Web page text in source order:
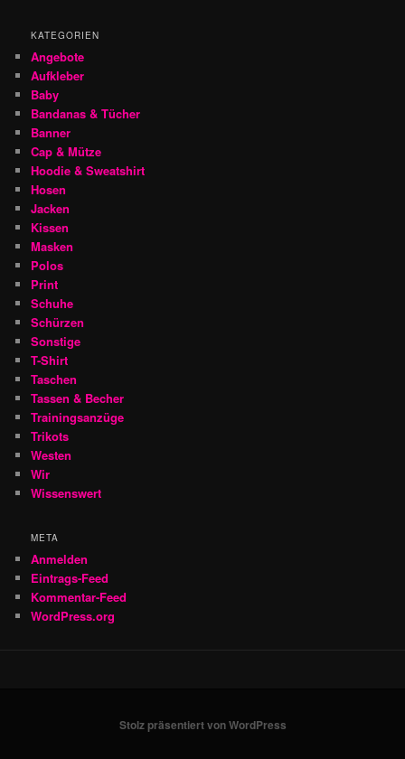
KATEGORIEN
Angebote
Aufkleber
Baby
Bandanas & Tücher
Banner
Cap & Mütze
Hoodie & Sweatshirt
Hosen
Jacken
Kissen
Masken
Polos
Print
Schuhe
Schürzen
Sonstige
T-Shirt
Taschen
Tassen & Becher
Trainingsanzüge
Trikots
Westen
Wir
Wissenswert
META
Anmelden
Eintrags-Feed
Kommentar-Feed
WordPress.org
Stolz präsentiert von WordPress